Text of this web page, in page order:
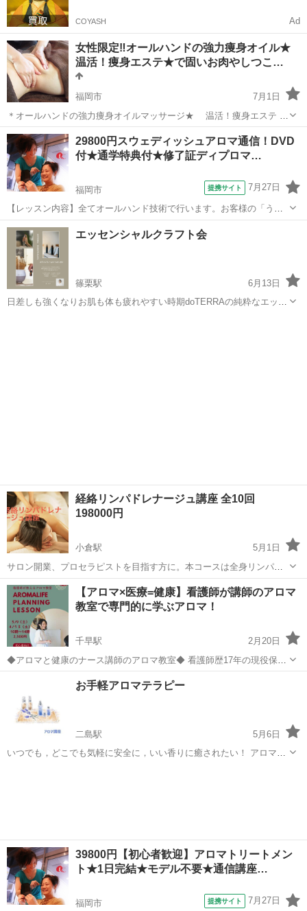
COYASH Ad
女性限定‼︎オールハンドの強力痩身オイル★
温活！痩身エステ★で固いお肉やしつこ…
福岡市
7月1日
＊オールハンドの強力痩身オイルマッサージ★ 温活！痩身エステ 90
分 初回¥15,000（税込価格） 遠赤外線とパラフィンシートで温めなが
ら、全身を強力オイルマッサージで脂肪燃焼＆デトックス効果を狙い
ま...
福岡 福岡市 アロマ ハンド
29800円スウェディッシュアロマ通信！DVD
付★通学特典付★修了証ディプロマ…
福岡市 提携サイト 7月27日
【レッスン内容】全てオールハンド技術で行います。お客様の「うつ
ぶせ」と「あお向け」の両方の技術になります。足～首（一部頭部含
む）までをまんべんなく行います。通学、１日完結レッスンは89800円
なので、通信講座ですととっても安...
福岡 福岡市
エッセンシャルクラフト会
篠栗駅
6月13日
日差しも強くなりお肌も体も疲れやすい時期doTERRAの純粋なエッセ
経絡リンパドレナージュ講座 全10回
198000円
小倉駅
5月1日
サロン開業、プロセラピストを目指す方に。本コースは全身リンパオ
イルトリートメント技術を身に付けられる資格修得コースです。手の
使い方・姿勢・圧の入れ方・施術リズムと基本的な施術指導から、一
人ひとりに細かくご指導しています。オイ...
福岡 北九州市 小倉駅 アロマ リンパドレナージュ
【アロマ×医療=健康】看護師が講師のアロマ
教室で専門的に学ぶアロマ！
千早駅
2月20日
◆アロマと健康のナース講師のアロマ教室◆ 看護師歴17年の現役保健
師(看護師)が、 より分かりやすく より実践的に より専門的に アロマ
へ。 ...
千早駅
お手軽アロマテラピー
二島駅
5月6日
いつでも，どこでも気軽に安全に，いい香りに癒されたい！ アロマっ
39800円【初心者歓迎】アロマトリートメン
ト★1日完結★モデル不要★通信講座…
福岡市 提携サイト 7月27日